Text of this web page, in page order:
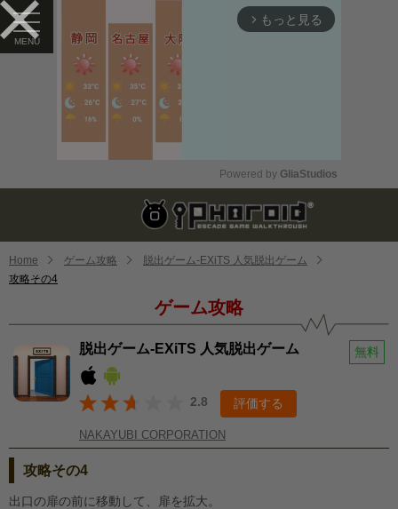
arrow_forward_ios もっと見る
Mute
Powered by GliaStudios
Home ゲーム攻略
脱出ゲーム-EXiTS 人気脱出ゲーム
攻略その4
ゲーム攻略
脱出ゲーム-EXiTS 人気脱出ゲーム 無料
2.8 評価する
NAKAYUBI CORPORATION
攻略その4
出口の扉の前に移動して、扉を拡大。